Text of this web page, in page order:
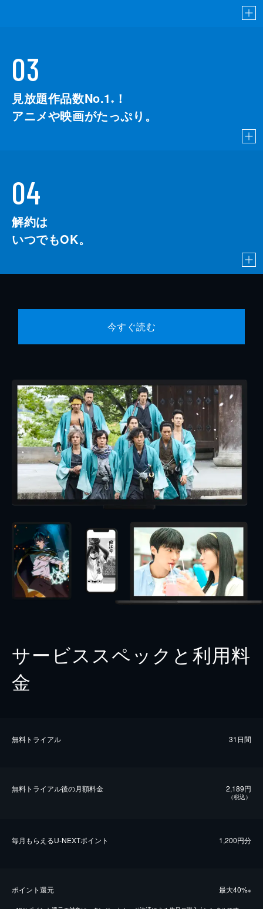
03
見放題作品数No.1 ※
！
アニメや映画がたっぷり。
04
解約は
いつでもOK。
今すぐ読む
サービススペックと利用料
金
無料トライアル 31日間
無料トライアル後の⽉額料金 2,189円
（税込）
毎⽉もらえるU-NEXTポイント 1,200円分
ポイント還元 最⼤40%※